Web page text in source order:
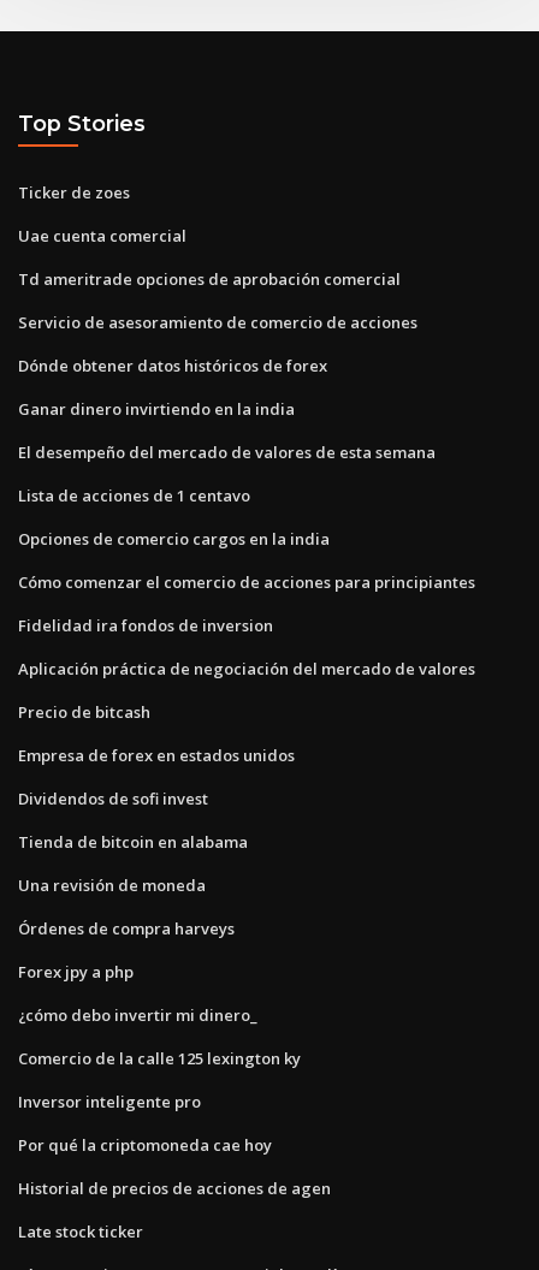
Top Stories
Ticker de zoes
Uae cuenta comercial
Td ameritrade opciones de aprobación comercial
Servicio de asesoramiento de comercio de acciones
Dónde obtener datos históricos de forex
Ganar dinero invirtiendo en la india
El desempeño del mercado de valores de esta semana
Lista de acciones de 1 centavo
Opciones de comercio cargos en la india
Cómo comenzar el comercio de acciones para principiantes
Fidelidad ira fondos de inversion
Aplicación práctica de negociación del mercado de valores
Precio de bitcash
Empresa de forex en estados unidos
Dividendos de sofi invest
Tienda de bitcoin en alabama
Una revisión de moneda
Órdenes de compra harveys
Forex jpy a php
¿cómo debo invertir mi dinero_
Comercio de la calle 125 lexington ky
Inversor inteligente pro
Por qué la criptomoneda cae hoy
Historial de precios de acciones de agen
Late stock ticker